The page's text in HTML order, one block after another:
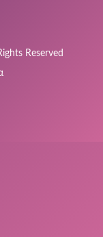
Reserved